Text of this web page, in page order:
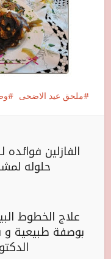
ملحق عيد الاضحى
الفازلين
حلوله
علاج الخطوط
بوصفة طبيعية و